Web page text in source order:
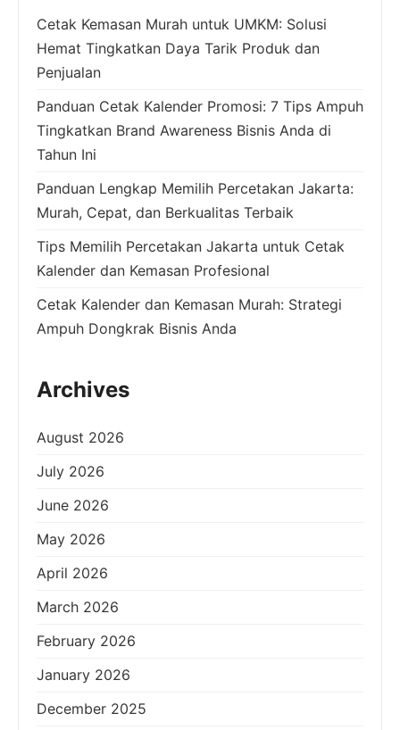
Cetak Kemasan Murah untuk UMKM: Solusi
Hemat Tingkatkan Daya Tarik Produk dan
Penjualan
Panduan Cetak Kalender Promosi: 7 Tips Ampuh
Tingkatkan Brand Awareness Bisnis Anda di
Tahun Ini
Panduan Lengkap Memilih Percetakan Jakarta:
Murah, Cepat, dan Berkualitas Terbaik
Tips Memilih Percetakan Jakarta untuk Cetak
Kalender dan Kemasan Profesional
Cetak Kalender dan Kemasan Murah: Strategi
Ampuh Dongkrak Bisnis Anda
Archives
August 2026
July 2026
June 2026
May 2026
April 2026
March 2026
February 2026
January 2026
December 2025